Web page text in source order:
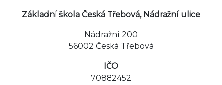
Základní škola Česká Třebová, Nádražní ulice
Nádražní 200
56002 Česká Třebová
IČO
70882452